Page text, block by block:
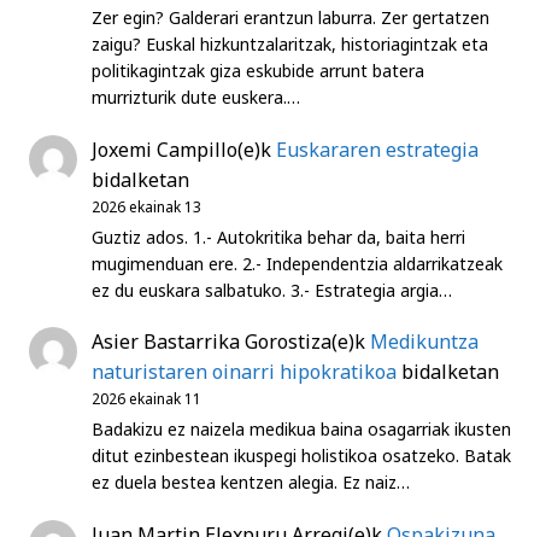
Zer egin? Galderari erantzun laburra. Zer gertatzen
zaigu? Euskal hizkuntzalaritzak, historiagintzak eta
politikagintzak giza eskubide arrunt batera
murrizturik dute euskera.…
Joxemi Campillo(e)k Euskararen estrategia
bidalketan
2026 ekainak 13
Guztiz ados. 1.- Autokritika behar da, baita herri
mugimenduan ere. 2.- Independentzia aldarrikatzeak
ez du euskara salbatuko. 3.- Estrategia argia…
Asier Bastarrika Gorostiza(e)k Medikuntza
naturistaren oinarri hipokratikoa bidalketan
2026 ekainak 11
Badakizu ez naizela medikua baina osagarriak ikusten
ditut ezinbestean ikuspegi holistikoa osatzeko. Batak
ez duela bestea kentzen alegia. Ez naiz…